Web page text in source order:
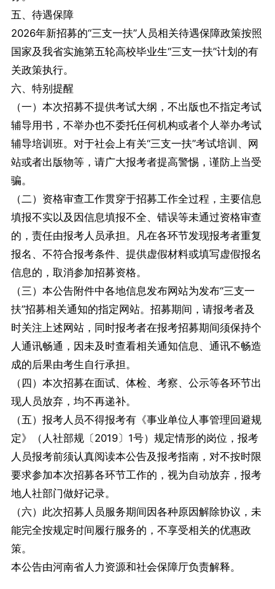
五、待遇保障
2026年新招募的“三支一扶”人员相关待遇保障政策按照
国家及我省实施第五轮高校毕业生“三支一扶”计划的有
关政策执行。
六、特别提醒
（一）本次招募不提供考试大纲，不出版也不指定考试
辅导用书，不举办也不委托任何机构或者个人举办考试
辅导培训班。对于社会上有关“三支一扶”考试培训、网
站或者出版物等，请广大报考者提高警惕，谨防上当受
骗。
（二）资格审查工作贯穿于招募工作全过程，主要信息
填报不实以及因信息填报不全、错误等未通过资格审查
的，责任由报考人员承担。凡在各环节发现报考者重复
报名、不符合报考条件、提供虚假材料或填写虚假报名
信息的，取消参加招募资格。
（三）本公告附件中各地信息发布网站为发布“三支一
扶”招募相关通知的指定网站。招募期间，请报考者及
时关注上述网站，同时报考者在报考招募期间须保持个
人通讯畅通，因未及时查看相关通知信息、通讯不畅造
成的后果由考生自行承担。
（四）本次招募在面试、体检、考察、公示等各环节出
现人员放弃，均不再递补。
（五）报考人员不得报考有《事业单位人事管理回避规
定》（人社部规〔2019〕1号）规定情形的岗位，报考
人员报考前须认真阅读本公告及报考指南，对不按时限
要求参加本次招募各环节工作的，视为自动放弃，报考
地人社部门做好记录。
（六）此次招募人员服务期间因各种原因解除协议，未
能完全按规定时间履行服务的，不享受相关的优惠政
策。
本公告由河南省人力资源和社会保障厅负责解释。